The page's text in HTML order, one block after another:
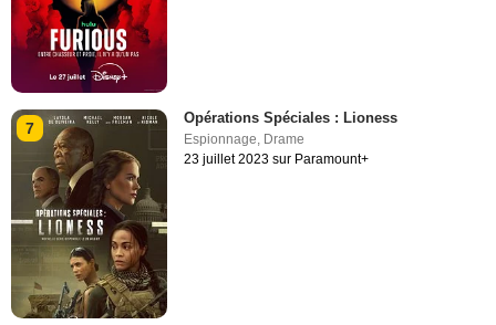
7
Opérations Spéciales : Lioness
Espionnage, Drame
23 juillet 2023 sur Paramount+